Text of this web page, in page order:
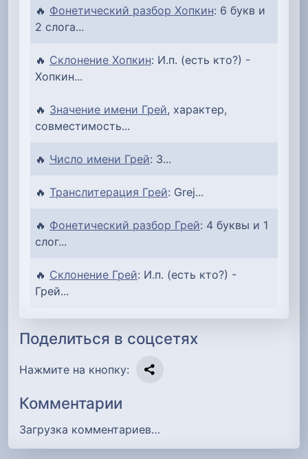
🔥 Фонетический разбор Хопкин: 6 букв и
2 слога...
🔥 Склонение Хопкин: И.п. (есть кто?) -
Хопкин...
🔥 Значение имени Грей, характер,
совместимость...
🔥 Число имени Грей: 3...
🔥 Транслитерация Грей: Grej...
🔥 Фонетический разбор Грей: 4 буквы и 1
слог...
🔥 Склонение Грей: И.п. (есть кто?) -
Грей...
Поделиться в соцсетях
Нажмите на кнопку:
Комментарии
Загрузка комментариев…